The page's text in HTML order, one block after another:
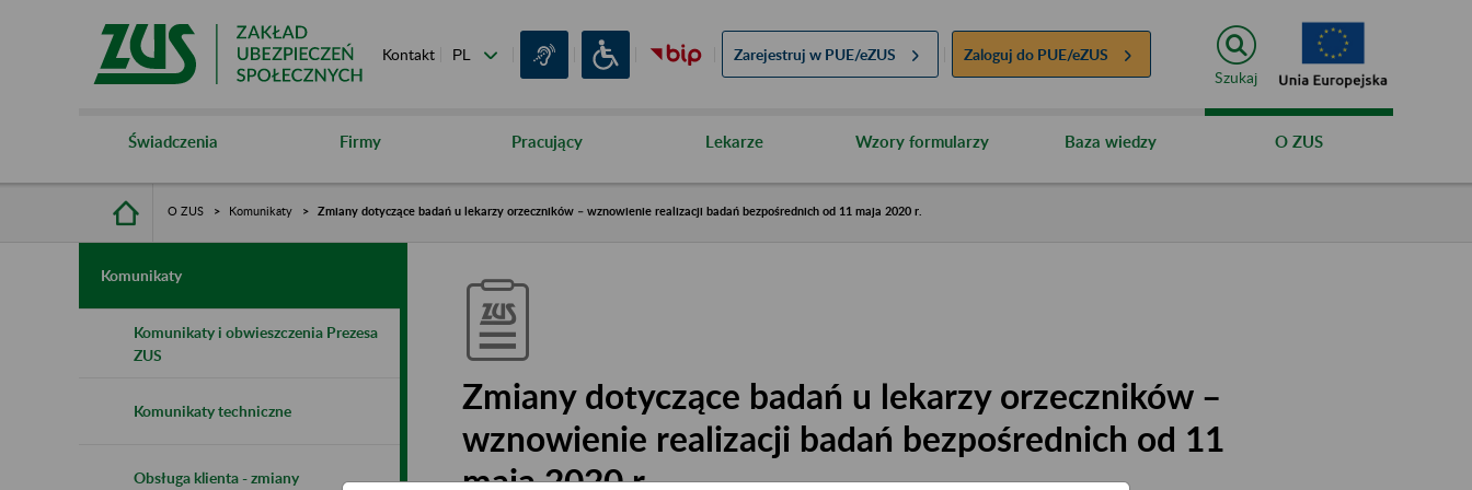
Kontakt Zarejestruj w PUE/eZUS Zaloguj do PUE/eZUS
Szukaj
Świadczenia Firmy Pracujący Lekarze Wzory formularzy Baza wiedzy O ZUS
O ZUS Komunikaty Zmiany dotyczące badań u lekarzy orzeczników – wznowienie realizacji badań bezpośrednich od 11 maja 2020 r.
Komunikaty
Komunikaty i obwieszczenia Prezesa
ZUS
Komunikaty techniczne
Obsługa klienta - zmiany
Zmiany dotyczące badań u lekarzy orzeczników –
wznowienie realizacji badań bezpośrednich od 11
maja 2020 r.